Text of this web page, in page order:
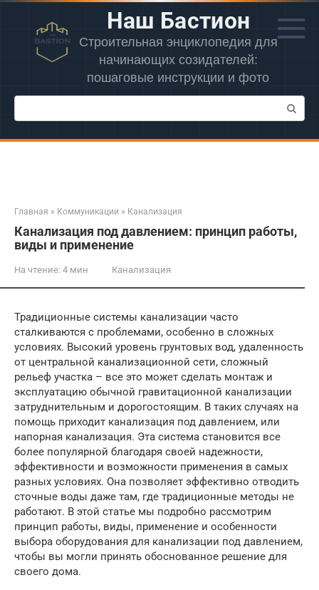
Перейти
контенту
Наш Бастион
Строительная энциклопедия для
начинающих созидателей:
пошаговые инструкции и фото
Поиск:
Главная » Коммуникации » Канализация
Канализация под давлением: принцип работы,
виды и применение
На чтение: 4 мин Канализация
Традиционные системы канализации часто
сталкиваются с проблемами, особенно в сложных
условиях. Высокий уровень грунтовых вод, удаленность
от центральной канализационной сети, сложный
рельеф участка – все это может сделать монтаж и
эксплуатацию обычной гравитационной канализации
затруднительным и дорогостоящим. В таких случаях на
помощь приходит канализация под давлением, или
напорная канализация. Эта система становится все
более популярной благодаря своей надежности,
эффективности и возможности применения в самых
разных условиях. Она позволяет эффективно отводить
сточные воды даже там, где традиционные методы не
работают. В этой статье мы подробно рассмотрим
принцип работы, виды, применение и особенности
выбора оборудования для канализации под давлением,
чтобы вы могли принять обоснованное решение для
своего дома.